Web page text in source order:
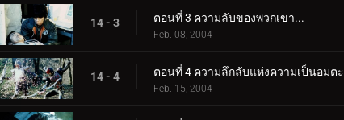
14 - 3 ตอนที่ 3 ความลับของพวกเขา...
Feb. 08, 2004
14 - 4 ตอนที่ 4 ความลึกลับแห่งความเป็นอมตะ
Feb. 15, 2004